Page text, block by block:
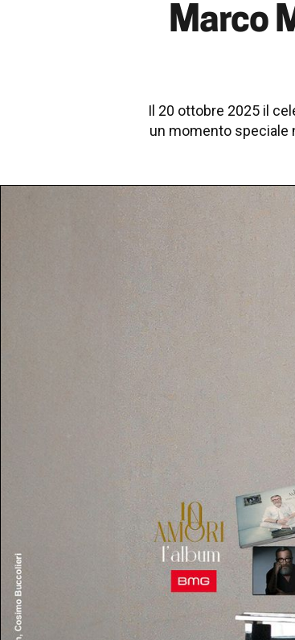
Marco
Il 20 ottobre 2025 il
un momento speciale